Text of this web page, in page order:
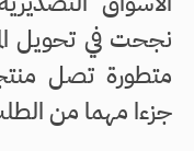
نجحت في تحويل
متطورة تصل
جزءا مهما من